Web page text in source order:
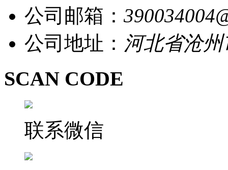
公司邮箱：
公司地址： 河北省沧
SCAN CODE
联系微信